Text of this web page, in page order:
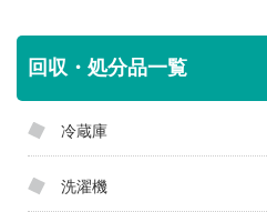
回収・処分品一覧
冷蔵庫
洗濯機